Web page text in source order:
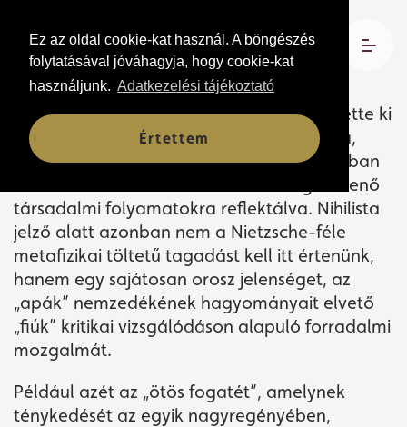
Ez az oldal cookie-kat használ. A böngészés
folytatásával jóváhagyja, hogy cookie-kat
használjunk. Adatkezelési tájékoztató
Értettem
Bemutató: 2024. április 26.
Csokonai Teátrum
Mindannyian nihilisták vagyunk” – jelentette ki
minden idők egyik legnagyobb orosz írója,
Fjodor Mihajlovics Dosztojevszkij a hazájában
a 19. század utolsó harmadában végbemenő
társadalmi folyamatokra reflektálva. Nihilista
jelző alatt azonban nem a Nietzsche-féle
metafizikai töltetű tagadást kell itt értenünk,
hanem egy sajátosan orosz jelenséget, az
„apák” nemzedékének hagyományait elvető
„fiúk” kritikai vizsgálódáson alapuló forradalmi
mozgalmát.
Például azét az „ötös fogatét”, amelynek
ténykedését az egyik nagyregényében,